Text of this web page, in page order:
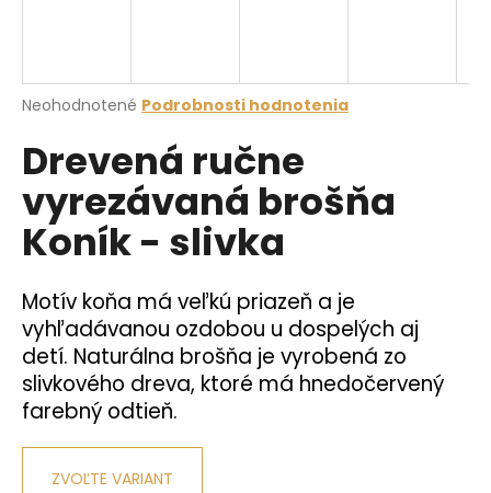
Priemerné
produktu
je
z
5
hviezdičiek.
Neohodnotené Podrobnosti hodnotenia
Drevená ručne
vyrezávaná brošňa
Koník - slivka
Motív koňa má veľkú priazeň a je
vyhľadávanou ozdobou u dospelých aj
detí. Naturálna brošňa je vyrobená zo
slivkového dreva, ktoré má hnedočervený
farebný odtieň.
ZVOĽTE VARIANT
s
ť
?
HĽADAŤ
O
d
p
o
r